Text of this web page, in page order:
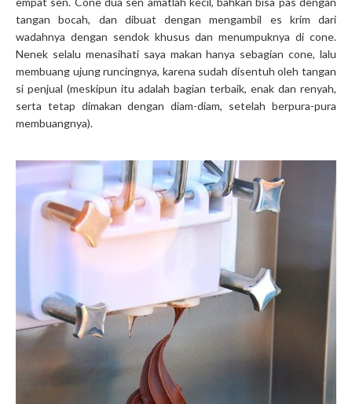
tangan bocah, dan dibuat dengan mengambil es krim dari
wadahnya dengan sendok khusus dan menumpuknya di cone.
Nenek selalu menasihati saya makan hanya sebagian cone, lalu
membuang ujung runcingnya, karena sudah disentuh oleh tangan
si penjual (meskipun itu adalah bagian terbaik, enak dan renyah,
serta tetap dimakan dengan diam-diam, setelah berpura-pura
membuangnya).